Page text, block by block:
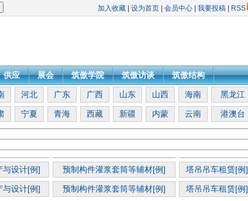
加入收藏 设为首页 会员中心 我要投稿 RSS
供应 展会 筑傲学院 筑傲访谈 筑傲结构
河北 广东 广西 山东 山西 海南 黑龙江
宁夏 青海 西藏 新疆 内蒙 云南 港澳台
与设计[例] 预制构件灌浆套筒等辅材[例] 塔吊吊车租赁[例]
与设计[例] 预制构件灌浆套筒等辅材[例] 塔吊吊车租赁[例]